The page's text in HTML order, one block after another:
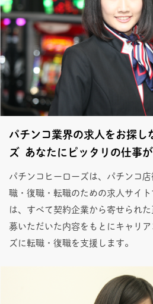
パチンコ業界の求人をお探し
ズ あなたにピッタリの仕事
パチンコヒーローズは、パチンコ
職・復職・転職のための求人サイ
は、すべて契約企業から寄せられ
募いただいた内容をもとにキャリ
ズに転職・復職を支援します。